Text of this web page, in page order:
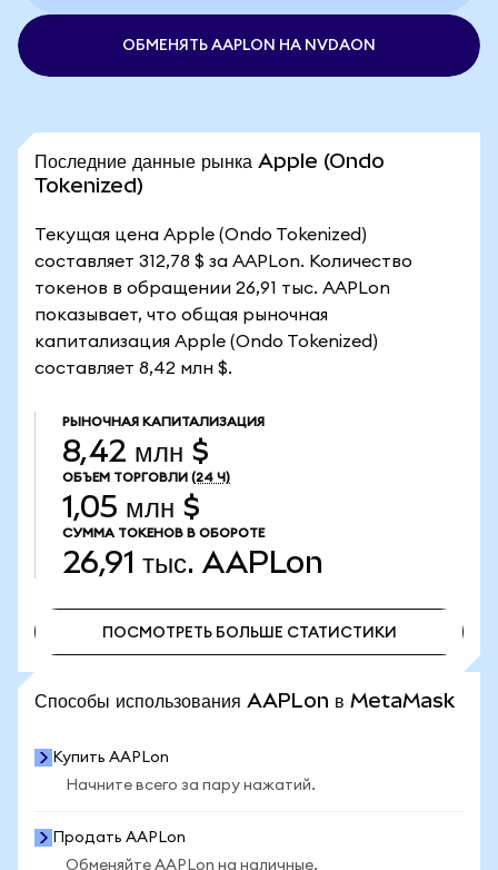
ОБМЕНЯТЬ AAPLON НА NVDAON
Последние данные рынка Apple (Ondo
Tokenized)
Текущая цена Apple (Ondo Tokenized)
составляет 312,78 $ за AAPLon. Количество
токенов в обращении 26,91 тыс. AAPLon
показывает, что общая рыночная
капитализация Apple (Ondo Tokenized)
составляет 8,42 млн $.
РЫНОЧНАЯ КАПИТАЛИЗАЦИЯ
8,42 млн $
ОБЪЕМ ТОРГОВЛИ (24 Ч)
1,05 млн $
СУММА ТОКЕНОВ В ОБОРОТЕ
26,91 тыс. AAPLon
ПОСМОТРЕТЬ БОЛЬШЕ СТАТИСТИКИ
Способы использования AAPLon в MetaMask
Купить AAPLon
Начните всего за пару нажатий.
Продать AAPLon
Обменяйте AAPLon на наличные.